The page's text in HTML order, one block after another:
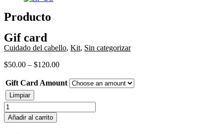
Producto
Gif card
Cuidado del cabello, Kit, Sin categorizar
$50.00 – $120.00
Gift Card Amount
Limpiar
Gif
card
cantidad
Añadir al carrito